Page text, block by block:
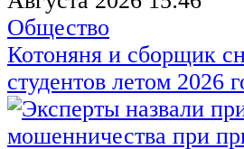
Общество
Котоняня и сборщик
студентов летом 2026